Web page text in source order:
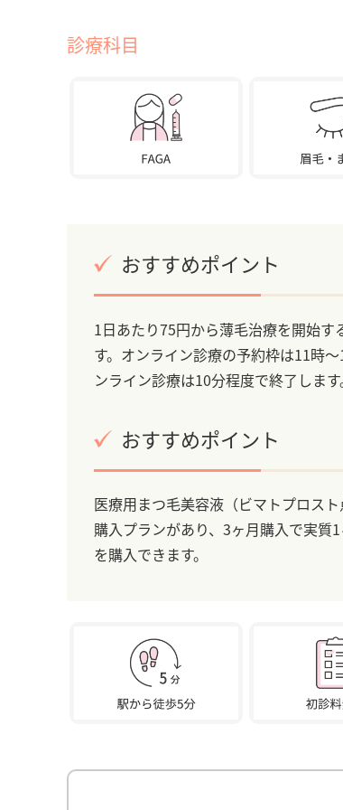
診療科目
おすすめポイント
1日あたり75円から薄毛治療を開始
す。オンライン診療の予約枠は11時
ンライン診療は10分程度で終了しま
おすすめポイント
医療用まつ毛美容液（ビマトプロス
購入プランがあり、3ヶ月購入で実質
を購入できます。